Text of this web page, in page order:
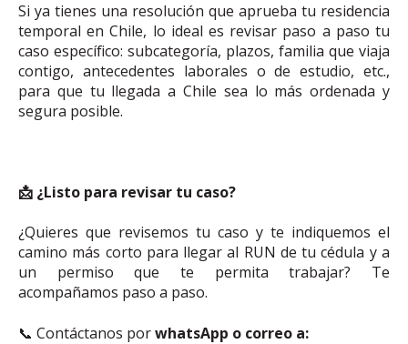
Si ya tienes una resolución que aprueba tu residencia
temporal en Chile, lo ideal es revisar paso a paso tu
caso específico: subcategoría, plazos, familia que viaja
contigo, antecedentes laborales o de estudio, etc.,
para que tu llegada a Chile sea lo más ordenada y
segura posible.
📩 ¿Listo para revisar tu caso?
¿Quieres que revisemos tu caso y te indiquemos el
camino más corto para llegar al RUN de tu cédula y a
un permiso que te permita trabajar? Te
acompañamos paso a paso.
📞 Contáctanos porwhatsApp o correo a: